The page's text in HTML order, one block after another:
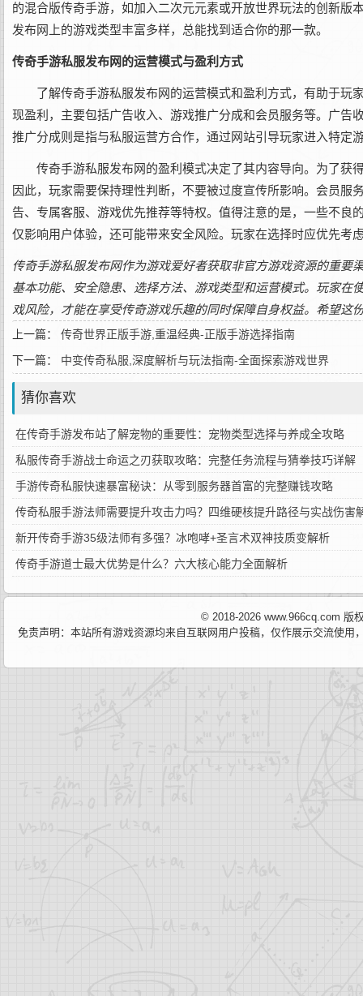
的混合版传奇手游，如加入二次元元素或开放世界玩法的创新
发布网上的游戏类型丰富多样，总能找到适合你的那一款。
传奇手游私服发布网的运营模式与盈利方式
了解传奇手游私服发布网的运营模式和盈利方式，有助于玩
现盈利，主要包括广告收入、游戏推广分成和会员服务等。广告
推广分成则是指与私服运营方合作，通过网站引导玩家进入特定
传奇手游私服发布网的盈利模式决定了其内容导向。为了获
因此，玩家需要保持理性判断，不要被过度宣传所影响。会员
告、专属客服、游戏优先推荐等特权。值得注意的是，一些不
仅影响用户体验，还可能带来安全风险。玩家在选择时应优先考
传奇手游私服发布网作为游戏爱好者获取非官方游戏资源的重
基本功能、安全隐患、选择方法、游戏类型和运营模式。玩家
戏风险，才能在享受传奇游戏乐趣的同时保障自身权益。希望
上一篇： 传奇世界正版手游,重温经典-正版手游选择指南
下一篇： 中变传奇私服,深度解析与玩法指南-全面探索游戏世界
猜你喜欢
在传奇手游发布站了解宠物的重要性：宠物类型选择与养成全攻略
私服传奇手游战士命运之刃获取攻略：完整任务流程与猜拳技巧详解
手游传奇私服快速暴富秘诀：从零到服务器首富的完整赚钱攻略
传奇私服手游法师需要提升攻击力吗？四维硬核提升路径与实战伤害
新开传奇手游35级法师有多强？冰咆哮+圣言术双神技质变解析
传奇手游道士最大优势是什么？六大核心能力全面解析
© 2018-2026 www.966cq.com 版
免责声明：本站所有游戏资源均来自互联网用户投稿，仅作展示交流使